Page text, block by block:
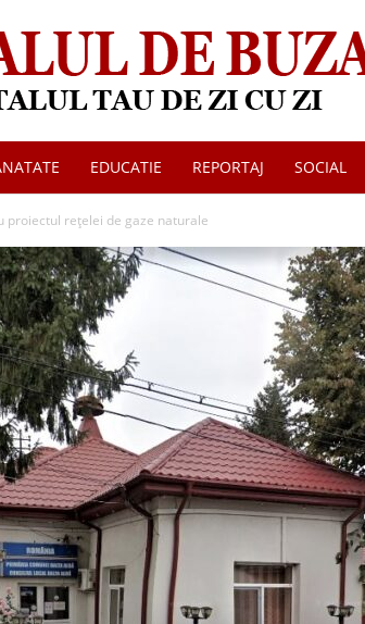
Jurnalul
Buzau
EDUCATIE REPORTAJ SOCIAL
proiectul rețelei de gaze naturale